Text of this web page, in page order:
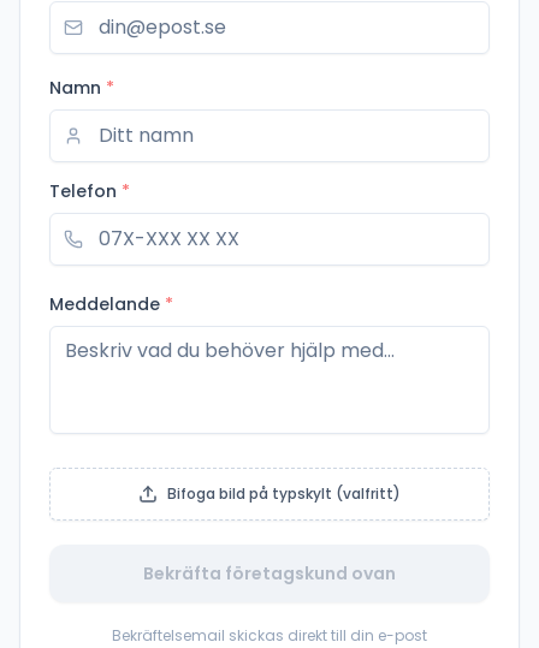
Namn *
Telefon *
Meddelande *
Bifoga bild på typskylt (valfritt)
Bekräfta företagskund ovan
Bekräftelsemail skickas direkt till din e-post